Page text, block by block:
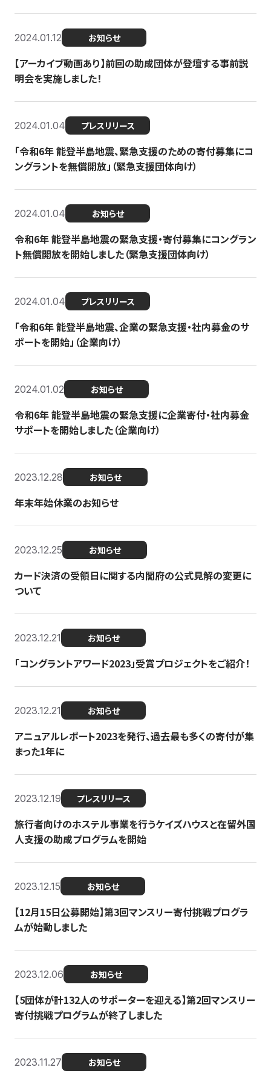
2024.01.12 お知らせ
【アーカイブ動画あり】前回の助成団体が登壇する事前説
明会を実施しました！
2024.01.04 プレスリリース
「令和6年 能登半島地震、緊急支援のための寄付募集にコ
ングラントを無償開放」（緊急支援団体向け）
2024.01.04 お知らせ
令和6年 能登半島地震の緊急支援・寄付募集にコングラン
ト無償開放を開始しました（緊急支援団体向け）
2024.01.04 プレスリリース
「令和6年 能登半島地震、企業の緊急支援・社内募金のサ
ポートを開始」（企業向け）
2024.01.02 お知らせ
令和6年 能登半島地震の緊急支援に企業寄付・社内募金
サポートを開始しました（企業向け）
2023.12.28 お知らせ
年末年始休業のお知らせ
2023.12.25 お知らせ
カード決済の受領日に関する内閣府の公式見解の変更に
ついて
2023.12.21 お知らせ
「コングラントアワード2023」受賞プロジェクトをご紹介！
2023.12.21 お知らせ
アニュアルレポート2023を発行、過去最も多くの寄付が集
まった1年に
2023.12.19 プレスリリース
旅行者向けのホステル事業を行うケイズハウスと在留外国
人支援の助成プログラムを開始
2023.12.15 お知らせ
【12月15日公募開始】第3回マンスリー寄付挑戦プログラ
ムが始動しました
2023.12.06 お知らせ
【5団体が計132人のサポーターを迎える】第2回マンスリー
寄付挑戦プログラムが終了しました
2023.11.27 お知らせ